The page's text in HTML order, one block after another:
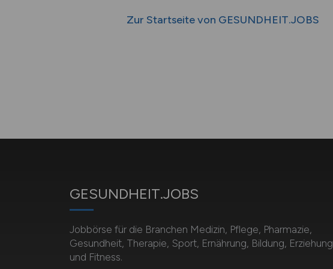
Zur Startseite von GESUNDHEIT.JOBS
GESUNDHEIT.JOBS
Jobbörse für die Branchen Medizin, Pflege, Pharmazie,
Gesundheit, Therapie, Sport, Ernährung, Bildung, Erziehung
und Fitness.